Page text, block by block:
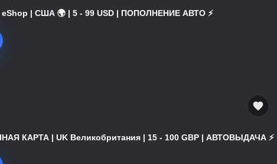
eShop | США 🌍 | 5 - 99 USD | ПОПОЛНЕНИЕ АВТО ⚡
КАРТА | UK Великобритания | 15 - 100 GBP | АВТОВЫДАЧА ⚡️